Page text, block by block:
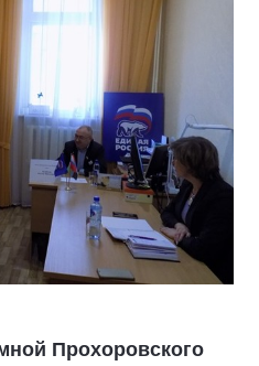
Прохоровского